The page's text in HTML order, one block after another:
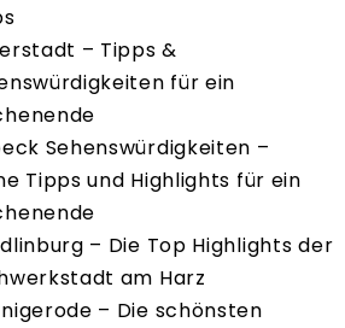
– Tipps &
für ein
Sehenswürdigkeiten –
Tipps und Highlights für ein
– Die Top Highlights der
am Harz
– Die schönsten